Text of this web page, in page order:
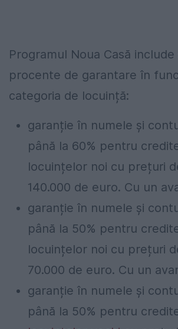
Programul Noua Casă
procente de garantare în
categoria de locuință:
garanție în numele și
până la 60% pentru
locuințelor noi cu prețuri
140.000 de euro. Cu un
garanție în numele și
până la 50% pentru
locuințelor noi cu prețuri
70.000 de euro. Cu un
garanție în numele și
până la 50% pentru